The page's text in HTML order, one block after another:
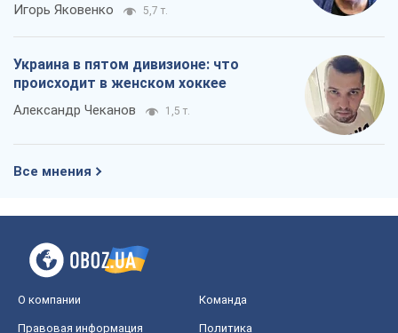
Игорь Яковенко 5,7 т.
Украина в пятом дивизионе: что
происходит в женском хоккее
Александр Чеканов 1,5 т.
Все мнения
О компании Команда
Правовая информация
Политика